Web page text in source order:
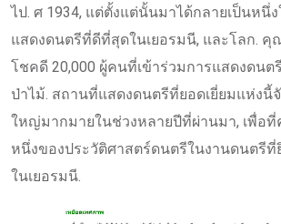
ไป. ศ 1934, แต่ตั้งแต่นั้นมาได้กลายเป็นหนึ่
แสดงดนตรีที่ดีที่สุดในเยอรมนี, และโลก. คุ
โชคดี 20,000 ผู้คนที่เข้าร่วมการแสดงดนต
ป่าไม้. สถานที่แสดงดนตรีที่ยอดเยี่ยมแห่งนี้
ใหญ่มากมายในช่วงหลายปีที่ผ่านมา, เพื่อ
หนึ่งของประวัติศาสตร์ดนตรีในงานดนตรี
ในเยอรมนี.